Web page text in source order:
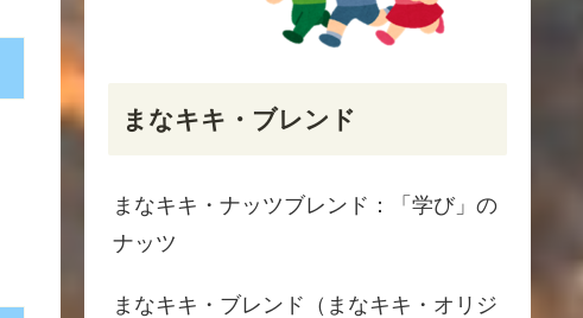
まなキキ・ブレンド
まなキキ・ナッツブレンド：「学び」の
ナッツ
まなキキ・ブレンド（まなキキ・オリジ